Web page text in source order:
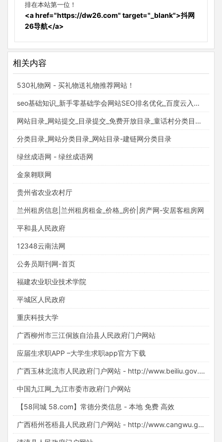
排在本站第一位！
<a href="https://dw26.com" target="_blank">抖网
26导航</a>
相关内容
530礼物网 - 买礼物送礼物推荐网站！
seo基础知识_新手零基础学会网站SEO排名优化_百度云入门视频教程_梵吉seo
网站目录_网站提交_目录提交_免费开放目录_童话村分类目录官网
分类目录_网站分类目录_网站目录-建链网分类目录
绿丝成语网 - 绿丝成语网
金泉翱联网
贵州省农业农村厅
兰州租房信息|兰州租房租金_价格_房价|房产网-安居客租房网
平和县人民政府
12348云南法网
公务员期刊网-首页
福建农业职业技术学院
平城区人民政府
重庆科技大学
广西柳州市三江侗族自治县人民政府门户网站
应届生求职APP –大学生求职app官方下载
广西玉林北流市人民政府门户网站 - http://www.beiliu.gov.cn/
中国九江网_九江市委市政府门户网站
【58同城 58.com】常德分类信息 - 本地 免费 高效
广西梧州苍梧县人民政府门户网站 - http://www.cangwu.gov.cn/